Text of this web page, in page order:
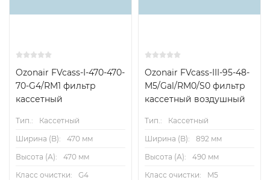
Ozonair FVcass-I-470-470-
70-G4/RM1 фильтр
кассетный
Тип.:
Кассетный
Ширина (B):
470 мм
Высота (А):
470 мм
Класс очистки:
G4
Ozonair FVcass-III-95-48-
M5/Gal/RM0/S0 фильтр
кассетный воздушный
Тип.:
Кассетный
Ширина (B):
892 мм
Высота (А):
490 мм
Класс очистки:
M5